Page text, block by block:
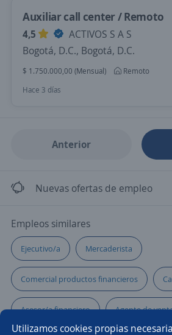
Utilizamos cookies propias
Auxiliar call center / Remoto
4,5
ACTIVOS S A S
Bogotá, D.C., Bogotá, D.C.
$ 1.750.000,00 (Mensual)
Remoto
Hace 3 días
Anterior
Nuevas ofertas de empleo
Empleos similares
Ejecutivo/a Mercaderista
Comercial productos financieros
Asesor/a financiero Agente de